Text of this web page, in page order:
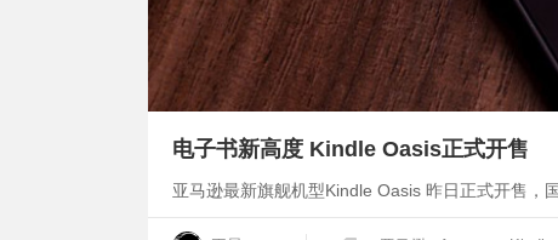
电子书新高度 Kindle Oasis正式开售
亚马逊最新旗舰机型Kindle Oasis 昨日正式开售，